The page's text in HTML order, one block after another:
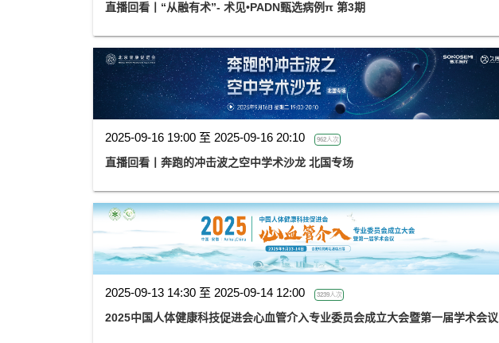
直播回看丨“从融有术”- 术见•PADN甄选病例π 第3期
2025-09-16 19:00 至 2025-09-16 20:10 962人次
直播回看丨奔跑的冲击波之空中学术沙龙 北国专场
2025-09-13 14:30 至 2025-09-14 12:00 3239人次
2025中国人体健康科技促进会心血管介入专业委员会成立大会暨第一届学术会议